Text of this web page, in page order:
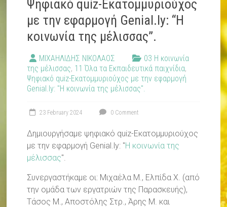
Ψηφιακό quiz-Εκατομμυριούχος
με την εφαρμογή Genial.ly: “Η
κοινωνία της μέλισσας”.
ΜΙΧΑΗΛΙΔΗΣ ΝΙΚΟΛΑΟΣ
03 Η κοινωνία
της μέλισσας, 11 Όλα τα Εκπαιδευτικά παιχνίδια,
Ψηφιακό quiz-Εκατομμυριούχος με την εφαρμογή
Genial.ly: "Η κοινωνία της μέλισσας".
23 February 2024 0 Comment
Δημιουργήσαμε ψηφιακό quiz-Εκατομμυριούχος
με την εφαρμογή Genial.ly: "Η κοινωνία της
μέλισσας".
Συνεργαστήκαμε οι: Μιχαέλα Μ., Ελπίδα Χ. (από
την ομάδα των εργατριών της Παρασκευής),
Τάσος Μ., Αποστόλης Στρ., Άρης Μ. και